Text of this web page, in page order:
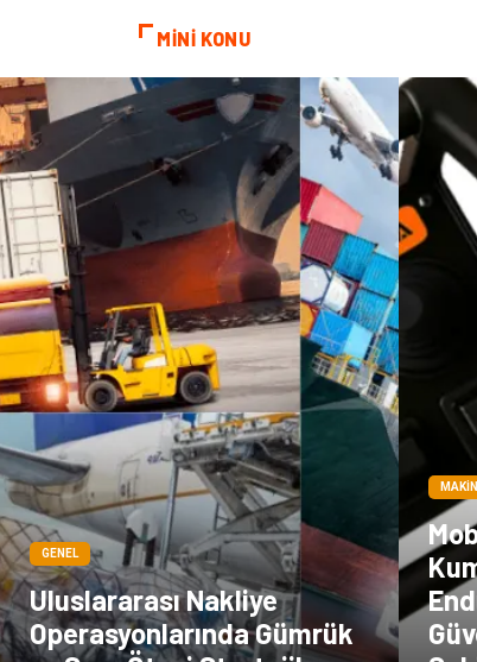
MİNİ KONU
GENEL
Uluslararası Nakliye
Operasyonlarında Gümrük